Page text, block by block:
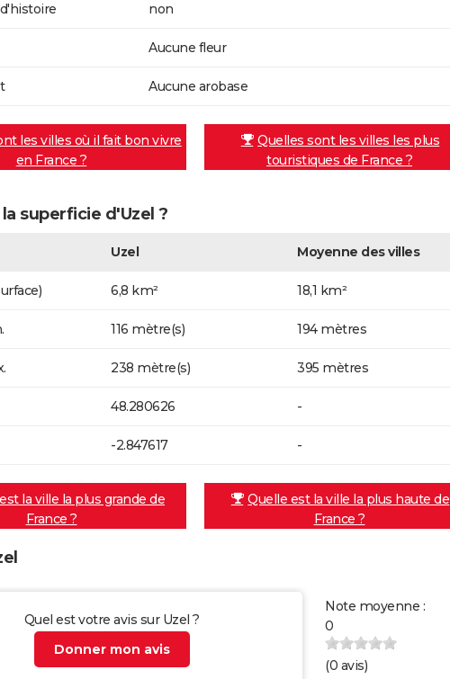
non
Aucune fleur
Aucune arobase
les villes où il fait bon vivre
en France ?
Quelles sont les villes les plus
touristiques de France ?
superficie d'Uzel ?
Uzel Moyenne des villes
6,8 km² 18,1 km²
116 mètre(s) 194 mètres
238 mètre(s) 395 mètres
48.280626 -
-2.847617 -
la ville la plus grande de
France ?
Quelle est la ville la plus haute de
France ?
Quel est votre avis sur Uzel ?
Donner mon avis
Note moyenne :
0
(0 avis)